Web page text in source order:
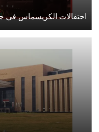
احتفالات الكريسماس في